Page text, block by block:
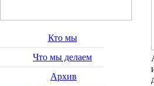
Кто мы
Что мы делаем
Архив